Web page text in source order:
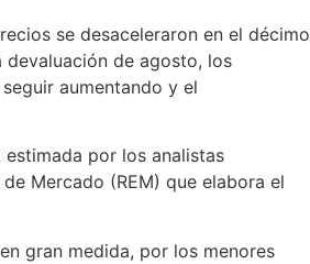
se desaceleraron en el décimo
devaluación de agosto, los
aumentando y el
por los analistas
Mercado (REM) que elabora el
gran medida, por los menores